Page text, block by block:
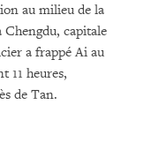
au milieu de la
capitale
a frappé Ai au
11 heures,
de Tan.